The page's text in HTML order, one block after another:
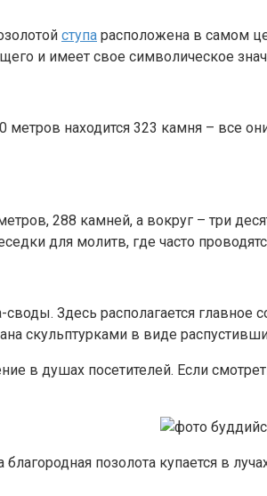
ступа расположена в самом
и имеет свое символическое
метров находится 323 камня – все
288 камней, а вокруг – три
для молитв, где часто
Здесь располагается
скульптурками в виде
в душах посетителей. Если
позолота купается в